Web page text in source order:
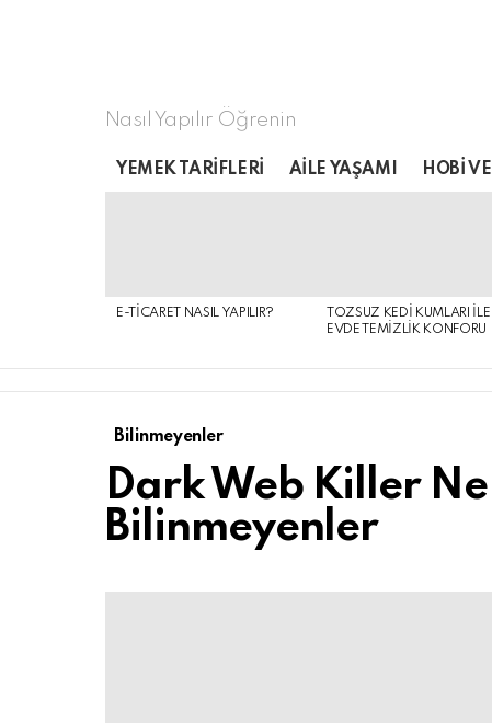
Nasıl Yapılır Öğrenin
YEMEK TARIFLERI AILE YAŞAMI HOBI
E-TICARET NASIL YAPILIR?
TOZSUZ KEDI KUMLARI ILE
EVDE TEMIZLIK KONFORU
Bilinmeyenler
Dark Web Killer
Bilinmeyenler